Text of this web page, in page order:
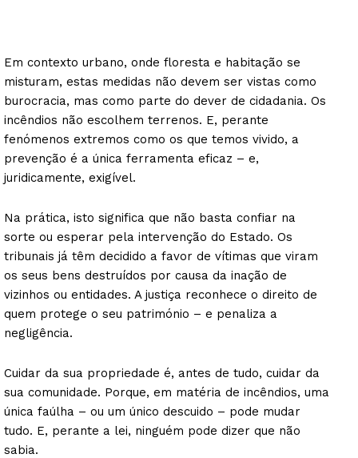
Em contexto urbano, onde floresta e habitação se
misturam, estas medidas não devem ser vistas como
burocracia, mas como parte do dever de cidadania. Os
incêndios não escolhem terrenos. E, perante
fenómenos extremos como os que temos vivido, a
prevenção é a única ferramenta eficaz – e,
juridicamente, exigível.
Na prática, isto significa que não basta confiar na
sorte ou esperar pela intervenção do Estado. Os
tribunais já têm decidido a favor de vítimas que viram
os seus bens destruídos por causa da inação de
vizinhos ou entidades. A justiça reconhece o direito de
quem protege o seu património – e penaliza a
negligência.
Cuidar da sua propriedade é, antes de tudo, cuidar da
sua comunidade. Porque, em matéria de incêndios, uma
única faúlha – ou um único descuido – pode mudar
tudo. E, perante a lei, ninguém pode dizer que não
sabia.